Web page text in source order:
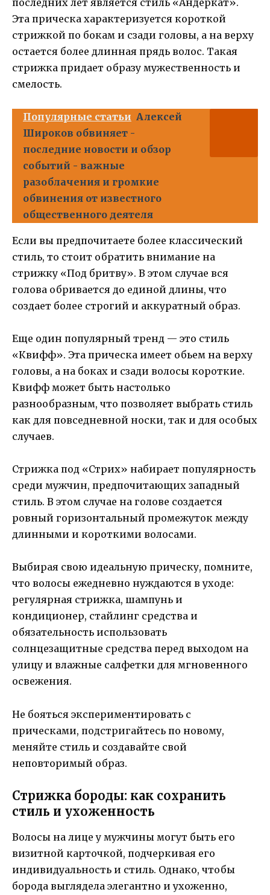
Эта прическа характеризуется короткой
стрижкой по бокам и сзади головы, а на верху
остается более длинная прядь волос. Такая
стрижка придает образу мужественность и
смелость.
Популярные статьи Алексей
Широков обвиняет -
последние новости и обзор
событий - важные
разоблачения и громкие
обвинения от известного
общественного деятеля
Если вы предпочитаете более классический
стиль, то стоит обратить внимание на
стрижку «Под бритву». В этом случае вся
голова обривается до единой длины, что
создает более строгий и аккуратный образ.
Еще один популярный тренд — это стиль
«Квифф». Эта прическа имеет обьем на верху
головы, а на боках и сзади волосы короткие.
Квифф может быть настолько
разнообразным, что позволяет выбрать стиль
как для повседневной носки, так и для особых
случаев.
Стрижка под «Стрих» набирает популярность
среди мужчин, предпочитающих западный
стиль. В этом случае на голове создается
ровный горизонтальный промежуток между
длинными и короткими волосами.
Выбирая свою идеальную прическу, помните,
что волосы ежедневно нуждаются в уходе:
регулярная стрижка, шампунь и
кондиционер, стайлинг средства и
обязательность использовать
солнцезащитные средства перед выходом на
улицу и влажные салфетки для мгновенного
освежения.
Не бояться экспериментировать с
прическами, подстригайтесь по новому,
меняйте стиль и создавайте свой
неповторимый образ.
Стрижка бороды: как сохранить
стиль и ухоженность
Волосы на лице у мужчины могут быть его
визитной карточкой, подчеркивая его
индивидуальность и стиль. Однако, чтобы
борода выглядела элегантно и ухоженно,